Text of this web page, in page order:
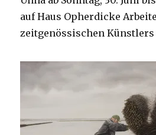
auf Haus Opherdicke
zeitgenössischen Künstlers